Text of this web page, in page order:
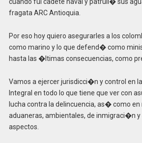
fragata ARC Antioquia.
Por eso hoy quiero asegurarles a los
como marino y lo que defend� como
hasta las �ltimas consecuencias, como
Vamos a ejercer jurisdicci�n y control en
Integral en todo lo que tiene que ver con
lucha contra la delincuencia, as� como
aduaneras, ambientales, de inmigraci�n
aspectos.